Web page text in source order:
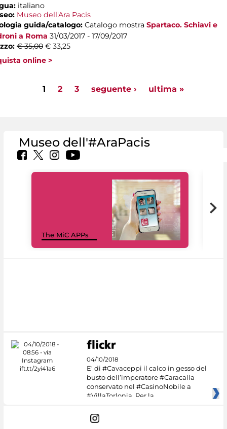
italiano
Museo dell'Ara Pacis
guida/catalogo: Catalogo mostra Spartaco. Schiavi e
a Roma 31/03/2017 - 17/09/2017
€ 35,00 € 33,25
online >
1 2 3 seguente › ultima »
Museo dell'#AraPacis
The MiC APPs
04/10/2018
E' di #Cavaceppi il calco in gesso del
busto dell’imperatore #Caracalla
conservato nel #CasinoNobile a
#VillaTorlonia. Per la